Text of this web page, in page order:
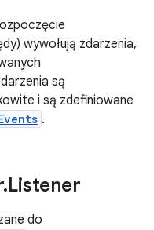
wywołują zdarzenia,
są
i są zdefiniowane
.
.Listener
do